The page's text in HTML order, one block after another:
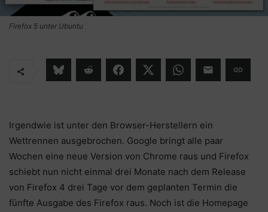
Firefox 5 unter Ubuntu
Irgendwie ist unter den Browser-Herstellern ein
Wettrennen ausgebrochen. Google bringt alle paar
Wochen eine neue Version von Chrome raus und Firefox
schiebt nun nicht einmal drei Monate nach dem Release
von Firefox 4 drei Tage vor dem geplanten Termin die
fünfte Ausgabe des Firefox raus. Noch ist die Homepage